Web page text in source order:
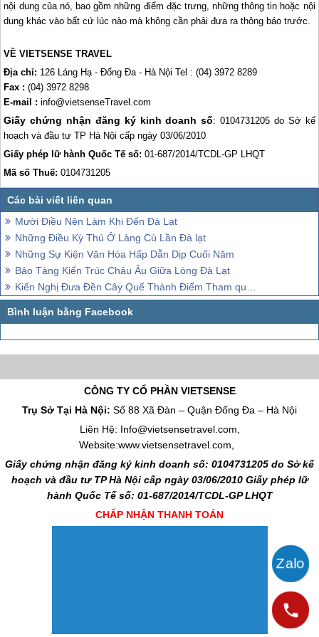
nội dung của nó, bao gồm những điểm đặc trưng, những thông tin hoặc nội
dung khác vào bất cứ lúc nào mà không cần phải đưa ra thông báo trước.
VỀ VIETSENSE TRAVEL
Địa chỉ: 126 Láng Hạ - Đống Đa - Hà Nội Tel : (04) 3972 8289
Fax : (04) 3972 8298
E-mail : info@vietsenseTravel.com
Giấy chứng nhận đăng ký kinh doanh số: 0104731205 do Sở kế
hoạch và đầu tư TP Hà Nội cấp ngày 03/06/2010
Giấy phép lữ hành Quốc Tế số: 01-687/2014/TCDL-GP LHQT
Mã số Thuế: 0104731205
Mười Điều Nên Làm Khi Đến Đà Lạt
Những Điều Kỳ Thú Ở Làng Cù Lần Đà lạt
Những Sự Kiện Văn Hóa Hấp Dẫn Dịp Cuối Năm
Bảo Tàng Kiến Trúc Châu Âu Giữa Lòng Đà Lạt
Kiến Nghị Đưa Đền Cây Quế Thành Điểm Tham quan Văn Hóa Tâm Linh
CÔNG TY CỔ PHẦN VIETSENSE
Trụ Sở Tại Hà Nội: Số 88 Xã Đàn – Quận Đống Đa – Hà Nội
Liên Hệ: Info@vietsensetravel.com,
Website:www.vietsensetravel.com,
Giấy chứng nhận đăng ký kinh doanh số: 0104731205 do Sở kế
hoạch và đầu tư TP Hà Nội cấp ngày 03/06/2010 Giấy phép lữ
hành Quốc Tế số: 01-687/2014/TCDL-GP LHQT
CHẤP NHẬN THANH TOÁN